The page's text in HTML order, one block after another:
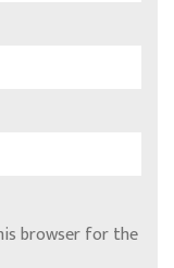
browser for the